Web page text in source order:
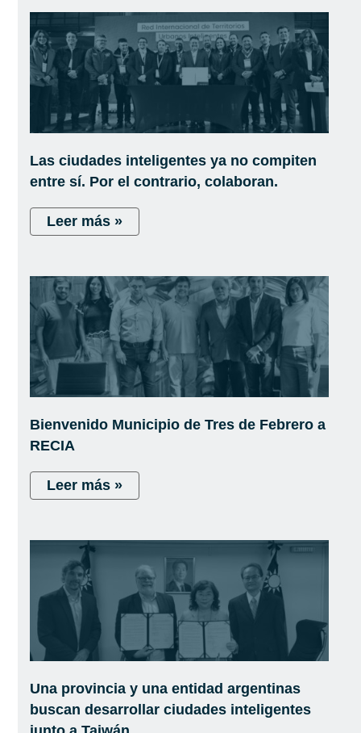
Las ciudades inteligentes ya no compiten
entre sí. Por el contrario, colaboran.
Leer más »
Bienvenido Municipio de Tres de Febrero a
RECIA
Leer más »
Una provincia y una entidad argentinas
buscan desarrollar ciudades inteligentes